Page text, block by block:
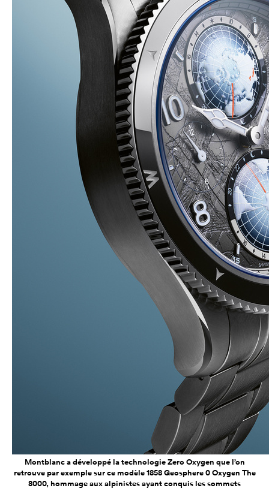
Montblanc a développé la technologie Zero Oxygen que l’on
retrouve par exemple sur ce modèle 1858 Geosphere 0 Oxygen The
8000, hommage aux alpinistes ayant conquis les sommets